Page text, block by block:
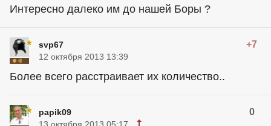
Интересно далеко им до нашей Боры ?
svp67 +7
12 октября 2013 13:39
Более всего расстраивает их количество..
papik09 0